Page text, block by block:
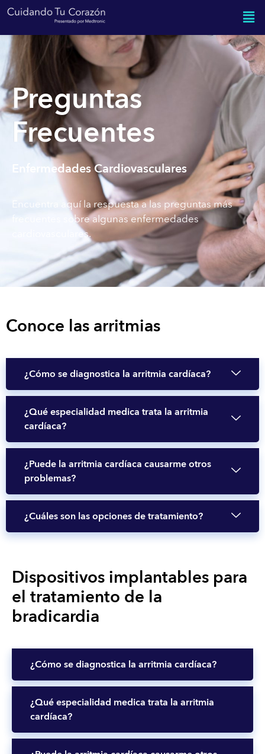
Preguntas
Frecuentes
Enfermedades Cardiovasculares
Encuentra aquí la respuesta a las preguntas más
frecuentes sobre algunas enfermedades
cardiovasculares.
Conoce las arritmias
¿Cómo se diagnostica la arritmia cardíaca?
¿Qué especialidad medica trata la arritmia
cardíaca?
¿Puede la arritmia cardíaca causarme otros
problemas?
¿Cuáles son las opciones de tratamiento?
Dispositivos implantables para
el tratamiento de la
bradicardia
¿Cómo se diagnostica la arritmia cardíaca?
¿Qué especialidad medica trata la arritmia
cardíaca?